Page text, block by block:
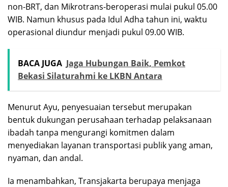
non-BRT, dan Mikrotrans-beroperasi mulai pukul 05.00
WIB. Namun khusus pada Idul Adha tahun ini, waktu
operasional diundur menjadi pukul 09.00 WIB.
BACA JUGA Jaga Hubungan Baik, Pemkot
Bekasi Silaturahmi ke LKBN Antara
Menurut Ayu, penyesuaian tersebut merupakan
bentuk dukungan perusahaan terhadap pelaksanaan
ibadah tanpa mengurangi komitmen dalam
menyediakan layanan transportasi publik yang aman,
nyaman, dan andal.
Ia menambahkan, Transjakarta berupaya menjaga